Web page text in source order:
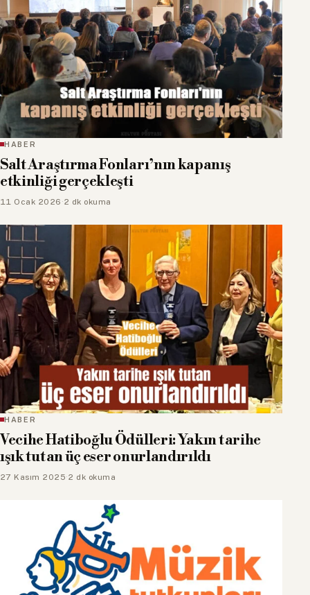
HABER
Salt Araştırma Fonları’nın kapanış
etkinliği gerçekleşti
11 Ocak 2026 ·2 dk okuma
HABER
Vecihe Hatiboğlu Ödülleri: Yakın tarihe
ışık tutan üç eser onurlandırıldı
27 Kasım 2025·2 dk okuma